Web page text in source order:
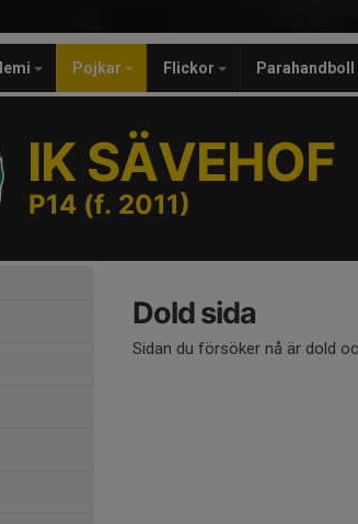
Pojkar Flickor Parahandboll
IK SÄVEHOF
P14 (f. 2011)
Dold sida
Sidan du försöker nå är dold